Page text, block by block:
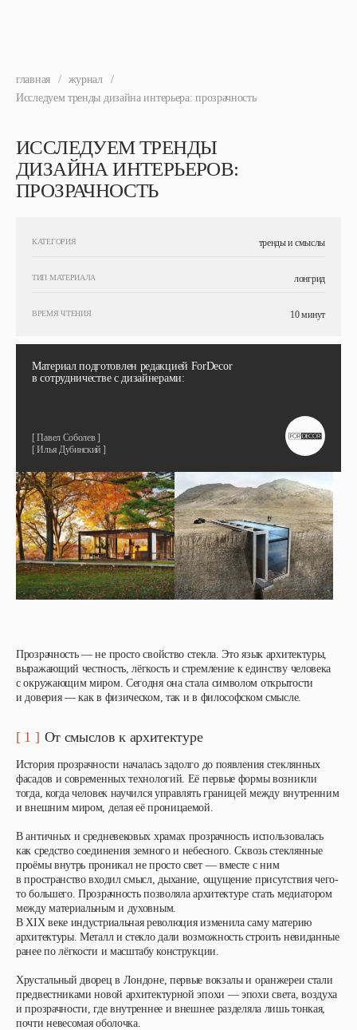
главная / журнал
/
Исследуем тренды дизайна интерьера: прозрачность
ИССЛЕДУЕМ ТРЕНДЫ
ДИЗАЙНА ИНТЕРЬЕРОВ:
ПРОЗРАЧНОСТЬ
КАТЕГОРИЯ тренды и смыслы
ТИП МАТЕРИАЛА лонгрид
ВРЕМЯ ЧТЕНИЯ 10 минут
[ Павел Соболев ]
[ Илья Дубинский ]
Материал подготовлен редакцией ForDecor
в сотрудничестве с дизайнерами:
Прозрачность — не просто свойство стекла. Это язык архитектуры,
выражающий честность, лёгкость и стремление к единству чело века
с окружающим миром. Сегодня она стала символом открытости
и доверия — как в физическом, так и в философском смысле.
[ 1 ] От смыслов к архитектуре
История прозрачности началась задолго до появления стеклянных
фасадов и современных технологий. Её первые формы возникли
тогда, когда человек научился управлять границей между внутренним
и внешним миром, делая её проницаемой.
В античных и средневековых храмах прозрачность использовалась
как средство соединения земного и небесного. Сквозь стеклянные
проёмы внутрь проникал не просто свет — вместе с ним
в пространство входил смысл, дыхание, ощущение присутствия чего-
то большего. Прозрачность позволяла архитектуре стать медиатором
между материальным и духовным.
В XIX веке индустриальная революция изменила саму материю
архитектуры. Металл и стекло дали возможность строить невиданные
ранее по лёгкости и масштабу конструкции.
Хрустальный дворец в Лондоне, первые вокзалы и оранжереи стали
предвестниками новой архитектурной эпохи — эпохи света, воздуха
и прозрачности, где внутреннее и внешнее разделяла лишь тонкая,
почти невесомая оболочка.